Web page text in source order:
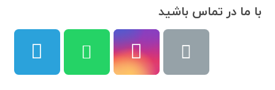
با ما در تماس باشید